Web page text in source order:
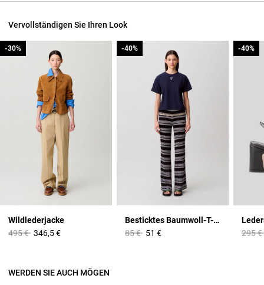
Vervollständigen Sie Ihren Look
Wildlederjacke
Price reduced from
495 €to
-30%
346,5 €
-30%
Besticktes Baumwoll-T-Shirt
Price reduced from
85 €to
-40%
51 €
-40%
Price
295 €
-40%
-40%
WERDEN SIE AUCH MÖGEN